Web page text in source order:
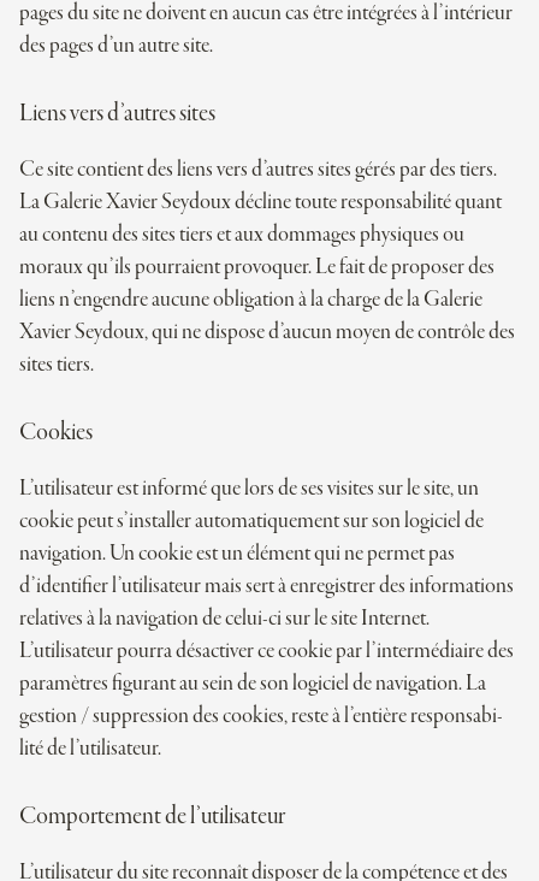
pages du site ne doivent en aucun cas être inté­grées à l’intérieur
des pages d’un autre site.
Liens vers d’autres sites
Ce site contient des liens vers d’autres sites gérés par des tiers.
La Galerie Xavier Seydoux décline toute res­pon­sa­bi­lité quant
au contenu des sites tiers et aux dom­mages phy­siques ou
moraux qu’ils pour­raient pro­voquer. Le fait de pro­po­ser des
liens n’engendre aucune obli­ga­tion à la charge de la Galerie
Xavier Seydoux, qui ne dis­pose d’aucun moyen de contrôle des
sites tiers.
Cookies
L’utilisateur est informé que lors de ses visites sur le site, un
cookie peut s’installer auto­ma­tique­ment sur son logi­ciel de
navi­ga­tion. Un cookie est un élément qui ne per­met pas
d’identifier l’utilisateur mais sert à enre­gis­trer des infor­ma­tions
rela­tives à la navi­ga­tion de celui-ci sur le site Inter­net.
L’utilisateur pourra désac­ti­ver ce cookie par l’intermédiaire des
para­mètres figu­rant au sein de son logi­ciel de navi­ga­tion. La
ges­tion / sup­pres­sion des cookies, reste à l’entière res­pon­sa­bi­
lité de l’utilisateur.
Com­por­te­ment de l’utilisateur
L’utilisateur du site recon­naît dis­po­ser de la com­pé­tence et des